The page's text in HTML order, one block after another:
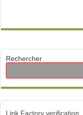
Rechercher
Link Factory verification